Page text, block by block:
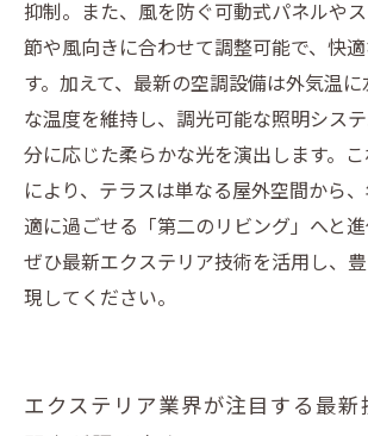
抑制。また、風を防ぐ可動式パネルや
節や風向きに合わせて調整可能で、快
す。加えて、最新の空調設備は外気温
な温度を維持し、調光可能な照明シス
分に応じた柔らかな光を演出します。
により、テラスは単なる屋外空間から
適に過ごせる「第二のリビング」へと進
ぜひ最新エクステリア技術を活用し、
現してください。
エクステリア業界が注目する最新